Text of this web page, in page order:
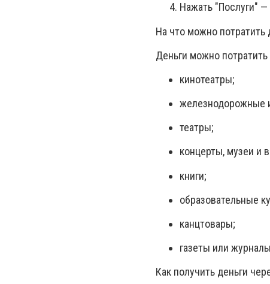
Нажать "Послуги"
На что можно потратить
Деньги можно
кинотеатры;
железнодорожные
театры;
концерты, музеи и
книги;
образовательные
канцтовары;
газеты или
Как получить деньги